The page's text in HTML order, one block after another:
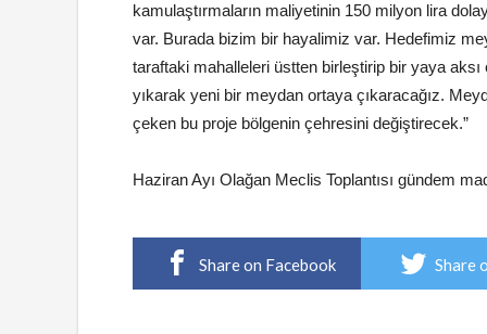
kamulaştırmaların maliyetinin 150 milyon lira
var. Burada bizim bir hayalimiz var. Hedefimiz
taraftaki mahalleleri üstten birleştirip bir yaya
yıkarak yeni bir meydan ortaya çıkaracağız.
çeken bu proje bölgenin çehresini değiştirecek.”
Haziran Ayı Olağan Meclis Toplantısı gündem
Share on Facebook Share